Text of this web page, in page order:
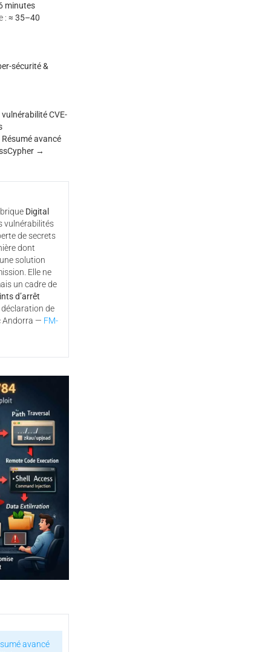
minutes
: ≈ 35–40
sécurité &
CVE-
avancé
→
Digital
vulnérabilités
de secrets
dont
solution
Elle ne
un cadre de
d’arrêt
de
Andorra — FM-
avancé